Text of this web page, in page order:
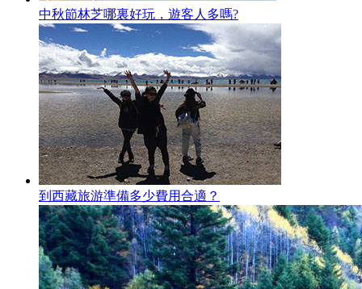
中秋節林芝哪裏好玩，遊客人多嗎?
到西藏旅游準備多少費用合適？